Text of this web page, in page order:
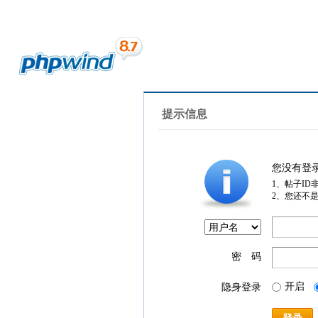
提示信息
您没有登
1、帖子ID
2、您还不
密 码
隐身登录 开启